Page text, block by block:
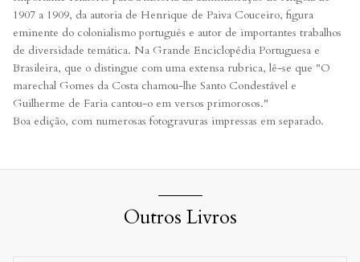
1907 a 1909, da autoria de Henrique de Paiva Couceiro, figura
eminente do colonialismo português e autor de importantes trabalhos
de diversidade temática. Na Grande Enciclopédia Portuguesa e
Brasileira, que o distingue com uma extensa rubrica, lê-se que "O
marechal Gomes da Costa chamou-lhe Santo Condestável e
Guilherme de Faria cantou-o em versos primorosos."
Boa edição, com numerosas fotogravuras impressas em separado.
Outros Livros